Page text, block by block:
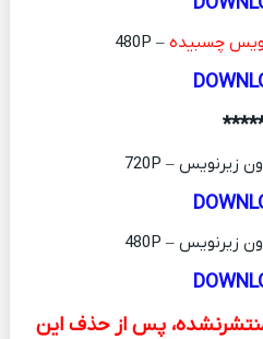
چسبیده – 480P
هنورمنتشرنشده، پس از حذف این